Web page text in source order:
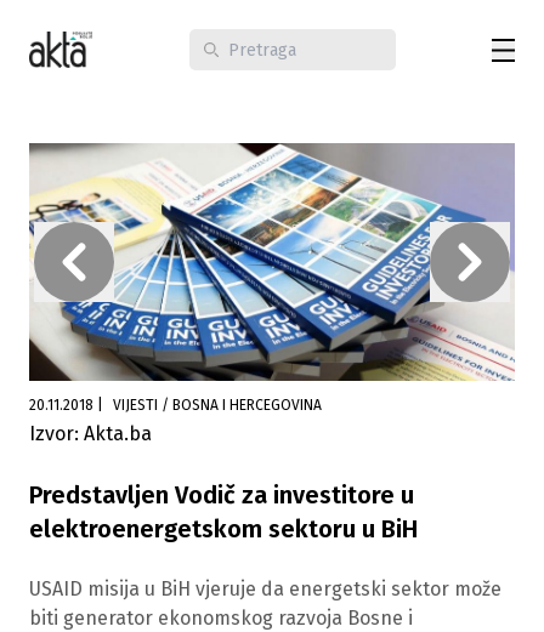
20.11.2018 VIJESTI / BOSNA I HERCEGOVINA
Izvor: Akta.ba
Predstavljen Vodič za investitore u
elektroenergetskom sektoru u BiH
USAID misija u BiH vjeruje da energetski sektor može
biti generator ekonomskog razvoja Bosne i